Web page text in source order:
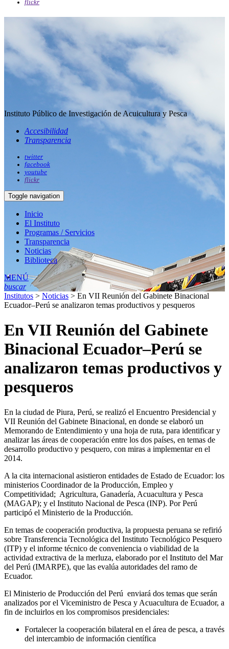
flickr
Instituto Público de Investigación de Acuicultura y Pesca
Accesibilidad
Transparencia
twitter
facebook
youtube
flickr
Toggle navigation
Inicio
El Instituto
Programas / Servicios
Transparencia
Noticias
Biblioteca
MENÚ
buscar
Institutos > Noticias > En VII Reunión del Gabinete Binacional
Ecuador–Perú se analizaron temas productivos y pesqueros
En VII Reunión del Gabinete
Binacional Ecuador–Perú se
analizaron temas productivos y
pesqueros
En la ciudad de Piura, Perú, se realizó el Encuentro Presidencial y
VII Reunión del Gabinete Binacional, en donde se elaboró un
Memorando de Entendimiento y una hoja de ruta, para identificar y
analizar las áreas de cooperación entre los dos países, en temas de
desarrollo productivo y pesquero, con miras a implementar en el
2014.
A la cita internacional asistieron entidades de Estado de Ecuador: los
ministerios Coordinador de la Producción, Empleo y
Competitividad; Agricultura, Ganadería, Acuacultura y Pesca
(MAGAP); y el Instituto Nacional de Pesca (INP). Por Perú
participó el Ministerio de la Producción.
En temas de cooperación productiva, la propuesta peruana se refirió
sobre Transferencia Tecnológica del Instituto Tecnológico Pesquero
(ITP) y el informe técnico de conveniencia o viabilidad de la
actividad extractiva de la merluza, elaborado por el Instituto del Mar
del Perú (IMARPE), que las evalúa autoridades del ramo de
Ecuador.
El Ministerio de Producción del Perú enviará dos temas que serán
analizados por el Viceministro de Pesca y Acuacultura de Ecuador, a
fin de incluirlos en los compromisos presidenciales:
Fortalecer la cooperación bilateral en el área de pesca, a través
del intercambio de información científica